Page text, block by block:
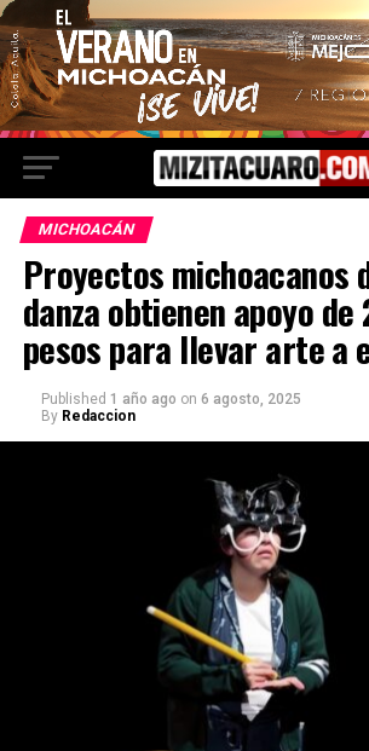
MICHOACÁN
Proyectos michoacanos
danza obtienen apoyo
pesos para llevar arte a
Published 1 año ago on 6 agosto, 2025
By Redaccion